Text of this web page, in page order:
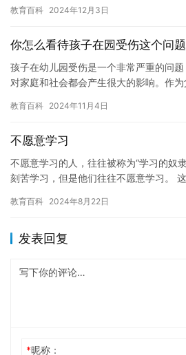
教育百科 2024年12月3日
你怎么看待孩子在园受伤这个问题
孩子在幼儿园受伤是一个非常严重的问
对家庭和社会都会产生很大的影响。作
我们…
教育百科 2024年11月4日
不愿意学习
不愿意学习的人，往往被称为“学习的奴
刻苦学习，但是他们往往不愿意学习。
教育百科 2024年8月22日
发表回复
*昵称：